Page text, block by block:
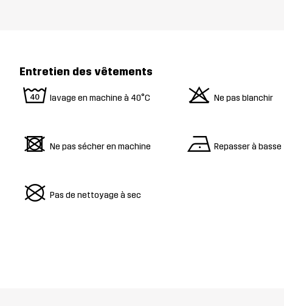
Entretien des vêtements
8 lavage en machine à 40°C o Ne pas blanchir
d Ne pas sécher en machine n Repasser à
U Pas de nettoyage à sec